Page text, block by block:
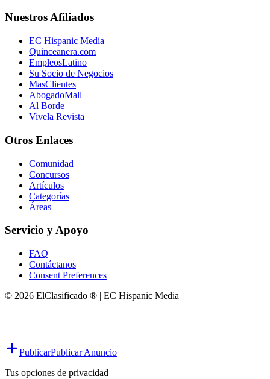
Nuestros Afiliados
EC Hispanic Media
Quinceanera.com
EmpleosLatino
Su Socio de Negocios
MasClientes
AbogadoMall
Al Borde
Vivela Revista
Otros Enlaces
Comunidad
Concursos
Artículos
Categorías
Áreas
Servicio y Apoyo
FAQ
Contáctanos
Consent Preferences
© 2026 ElClasificado ® | EC Hispanic Media
PublicarPublicar Anuncio
Tus opciones de privacidad